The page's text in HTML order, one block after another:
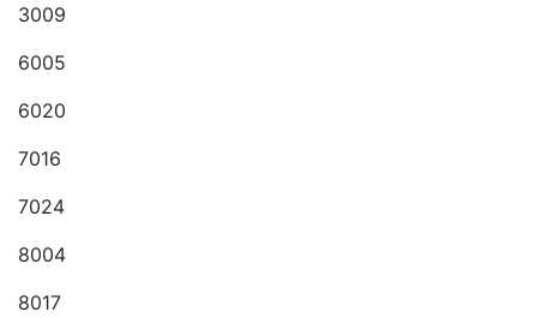
3009
6005
6020
7016
7024
8004
8017